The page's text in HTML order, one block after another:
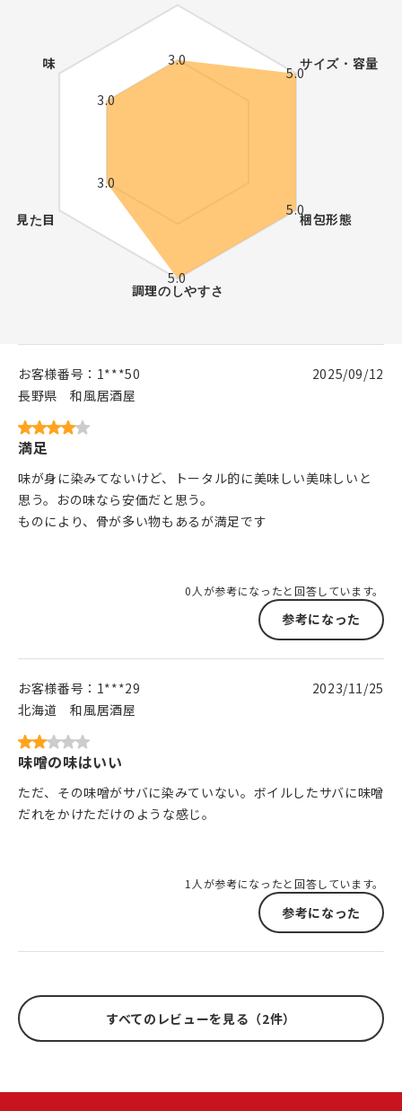
お客様番号： 1***50
長野県
和風居酒屋
2025/09/12
満足
味が身に染みてないけど、トータル的に美味しい美味しいと
思う。おの味なら安価だと思う。
ものにより、骨が多い物もあるが満足です
0人が参考になったと回答しています。
参考になった
お客様番号： 1***29
北海道
和風居酒屋
2023/11/25
味噌の味はいい
ただ、その味噌がサバに染みていない。ボイルしたサバに味噌
だれをかけただけのような感じ。
1人が参考になったと回答しています。
参考になった
すべてのレビューを見る（2件）